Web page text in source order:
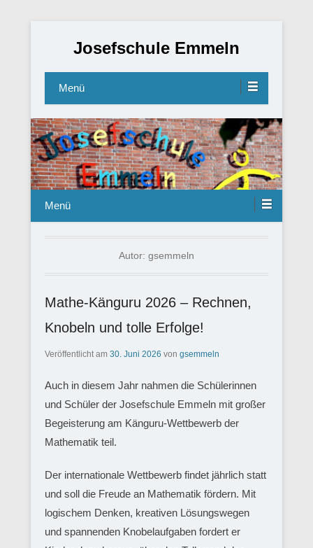
Josefschule Emmeln
Menü
Menü
Autor: gsemmeln
Mathe-Känguru 2026 – Rechnen,
Knobeln und tolle Erfolge!
Veröffentlicht am 30. Juni 2026 von gsemmeln
Auch in diesem Jahr nahmen die Schülerinnen
und Schüler der Josefschule Emmeln mit großer
Begeisterung am Känguru-Wettbewerb der
Mathematik teil.
Der internationale Wettbewerb findet jährlich statt
und soll die Freude an Mathematik fördern. Mit
logischem Denken, kreativen Lösungswegen
und spannenden Knobelaufgaben fordert er